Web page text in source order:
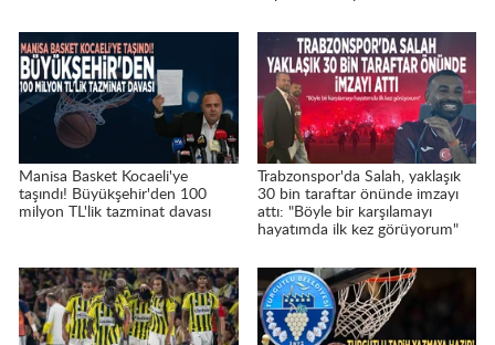
Manisa Basket Kocaeli'ye
taşındı! Büyükşehir'den 100
milyon TL'lik tazminat davası
Trabzonspor'da Salah, yaklaşık
30 bin taraftar önünde imzayı
attı: "Böyle bir karşılamayı
hayatımda ilk kez görüyorum"